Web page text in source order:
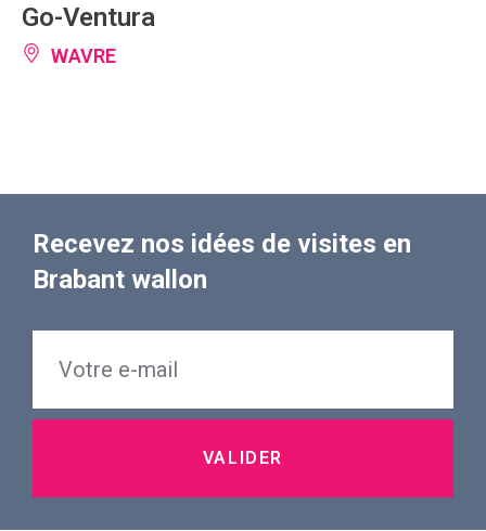
Go-Ventura
WAVRE
Recevez nos idées de visites en
Brabant wallon
VALIDER